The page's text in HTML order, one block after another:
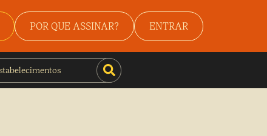
POR QUE ASSINAR? ENTRAR